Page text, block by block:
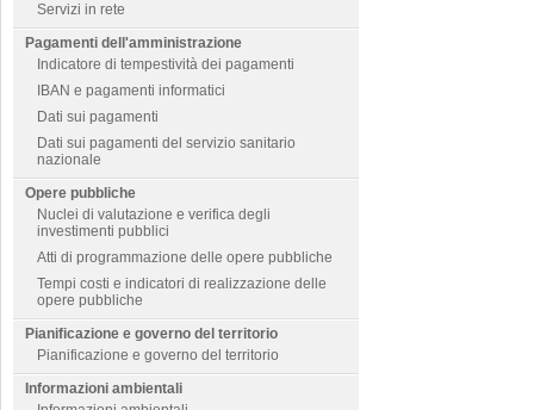
Servizi in rete
Pagamenti dell'amministrazione
Indicatore di tempestività dei pagamenti
IBAN e pagamenti informatici
Dati sui pagamenti
Dati sui pagamenti del servizio sanitario
nazionale
Opere pubbliche
Nuclei di valutazione e verifica degli
investimenti pubblici
Atti di programmazione delle opere pubbliche
Tempi costi e indicatori di realizzazione delle
opere pubbliche
Pianificazione e governo del territorio
Pianificazione e governo del territorio
Informazioni ambientali